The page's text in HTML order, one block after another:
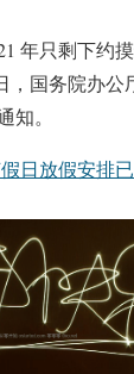
年只剩下约
，国务院办公
知。
日放假安排